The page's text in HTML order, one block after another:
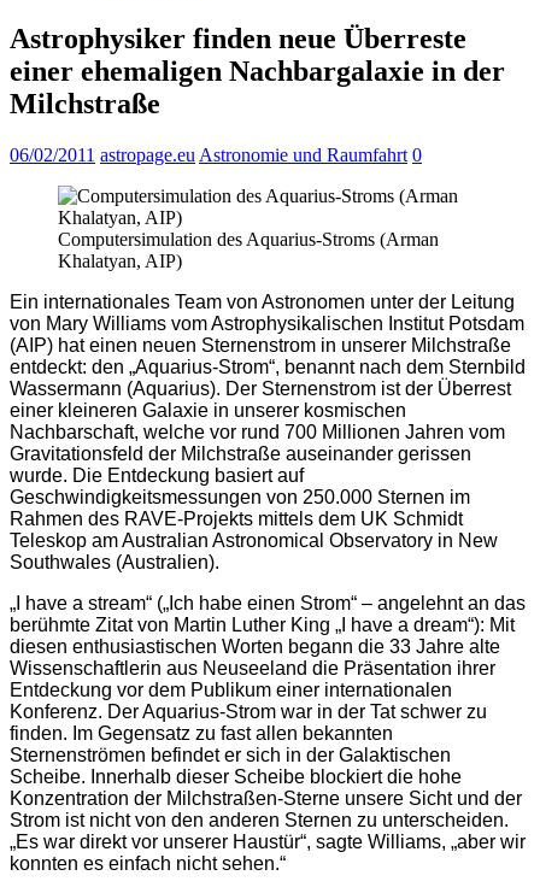
Astrophysiker finden neue Überreste
einer ehemaligen Nachbargalaxie in der
Milchstraße
06/02/2011 astropage.eu Astronomie und Raumfahrt 0
Computersimulation des Aquarius-Stroms (Arman
Khalatyan, AIP)
Ein internationales Team von Astronomen unter der Leitung
von Mary Williams vom Astrophysikalischen Institut Potsdam
(AIP) hat einen neuen Sternenstrom in unserer Milchstraße
entdeckt: den „Aquarius-Strom“, benannt nach dem Sternbild
Wassermann (Aquarius). Der Sternenstrom ist der Überrest
einer kleineren Galaxie in unserer kosmischen
Nachbarschaft, welche vor rund 700 Millionen Jahren vom
Gravitationsfeld der Milchstraße auseinander gerissen
wurde. Die Entdeckung basiert auf
Geschwindigkeitsmessungen von 250.000 Sternen im
Rahmen des RAVE-Projekts mittels dem UK Schmidt
Teleskop am Australian Astronomical Observatory in New
Southwales (Australien).
„I have a stream“ („Ich habe einen Strom“ – angelehnt an das
berühmte Zitat von Martin Luther King „I have a dream“): Mit
diesen enthusiastischen Worten begann die 33 Jahre alte
Wissenschaftlerin aus Neuseeland die Präsentation ihrer
Entdeckung vor dem Publikum einer internationalen
Konferenz. Der Aquarius-Strom war in der Tat schwer zu
finden. Im Gegensatz zu fast allen bekannten
Sternenströmen befindet er sich in der Galaktischen
Scheibe. Innerhalb dieser Scheibe blockiert die hohe
Konzentration der Milchstraßen-Sterne unsere Sicht und der
Strom ist nicht von den anderen Sternen zu unterscheiden.
„Es war direkt vor unserer Haustür“, sagte Williams, „aber wir
konnten es einfach nicht sehen.“